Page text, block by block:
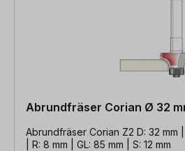
Abrundfräser Corian Ø 32
Abrundfräser Corian Z2 D: 32 mm |
| R: 8 mm | GL: 85 mm | S: 12 mm